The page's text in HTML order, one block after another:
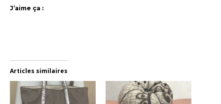
J’aime ça :
Articles similaires